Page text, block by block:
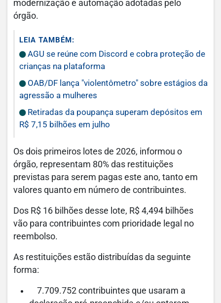
modernização e automação adotadas pelo
órgão.
LEIA TAMBÉM:
AGU se reúne com Discord e cobra proteção de
crianças na plataforma
OAB/DF lança "violentômetro" sobre estágios da
agressão a mulheres
Retiradas da poupança superam depósitos em
R$ 7,15 bilhões em julho
Os dois primeiros lotes de 2026, informou o
órgão, representam 80% das restituições
previstas para serem pagas este ano, tanto em
valores quanto em número de contribuintes.
Dos R$ 16 bilhões desse lote, R$ 4,494 bilhões
vão para contribuintes com prioridade legal no
reembolso.
As restituições estão distribuídas da seguinte
forma:
7.709.752 contribuintes que usaram a